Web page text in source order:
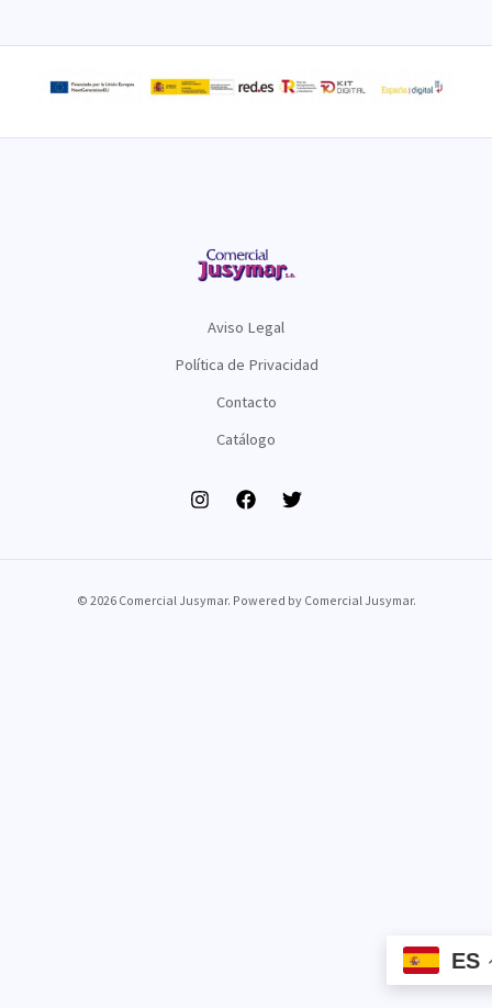
Aviso Legal
Política de Privacidad
Contacto
Catálogo
© 2026 Comercial Jusymar. Powered by Comercial Jusymar.
ES